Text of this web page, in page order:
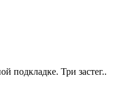
подкладке. Три застег..